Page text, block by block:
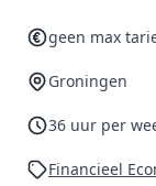
geen max
Groningen
36 uur per
Financieel